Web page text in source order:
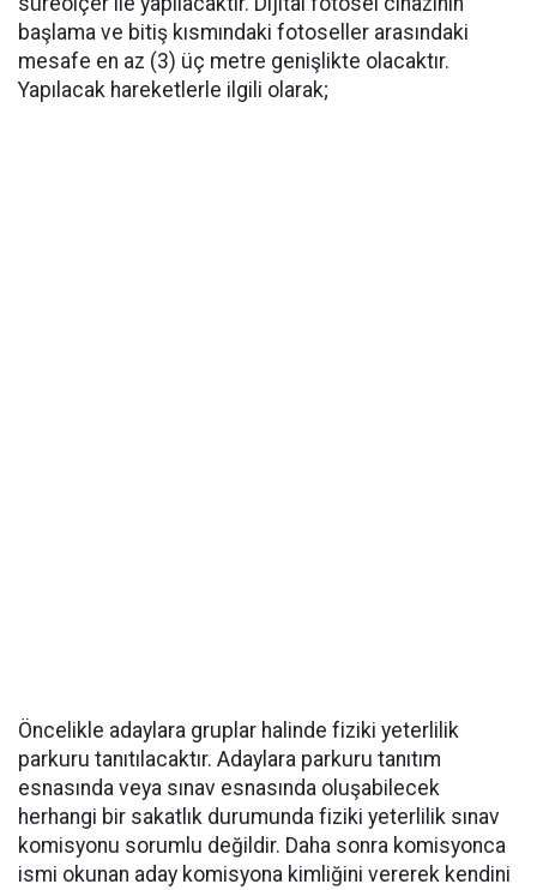
başlama ve bitiş kısmındaki fotoseller arasındaki
mesafe en az (3) üç metre genişlikte olacaktır.
Yapılacak hareketlerle ilgili olarak;
Öncelikle adaylara gruplar halinde fiziki yeterlilik
parkuru tanıtılacaktır. Adaylara parkuru tanıtım
esnasında veya sınav esnasında oluşabilecek
herhangi bir sakatlık durumunda fiziki yeterlilik sınav
komisyonu sorumlu değildir. Daha sonra komisyonca
ismi okunan aday komisyona kimliğini vererek kendini